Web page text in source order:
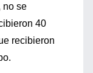
no se
40
recibieron